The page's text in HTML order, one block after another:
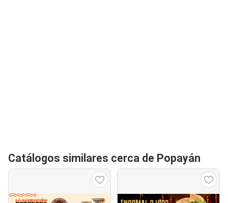
Catálogos similares cerca de Popayán